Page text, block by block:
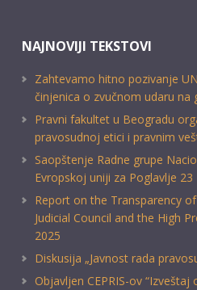
NAJNOVIJI TEKSTOVI
Zahtevamo hitno pozivanje
činjenica o zvučnom udaru na
Pravni fakultet u Beogradu
pravosudnoj etici i pravnim
Saopštenje Radne grupe
Evropskoj uniji za Poglavlje 23
Report on the Transparency
Judicial Council and the High
2025
Diskusija „Javnost rada
Objavljen CEPRIS-ov